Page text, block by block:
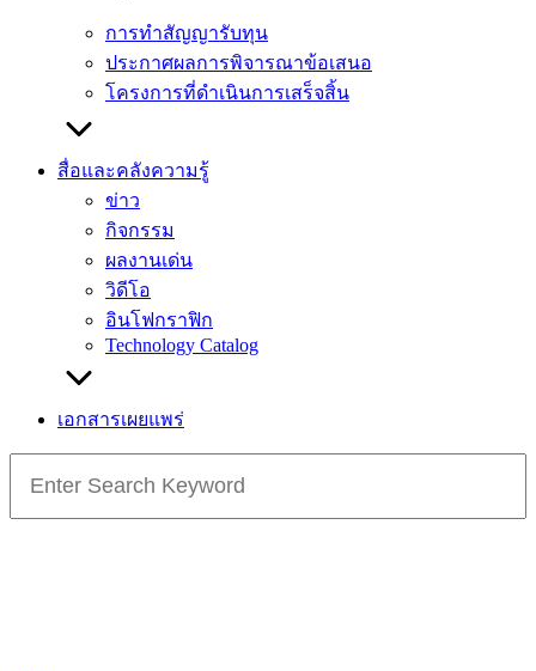
การทำสัญญารับทุน
ประกาศผลการพิจารณาข้อเสนอ
โครงการที่ดำเนินการเสร็จสิ้น
สื่อและคลังความรู้
ข่าว
กิจกรรม
ผลงานเด่น
วิดีโอ
อินโฟกราฟิก
Technology Catalog
เอกสารเผยแพร่
for: